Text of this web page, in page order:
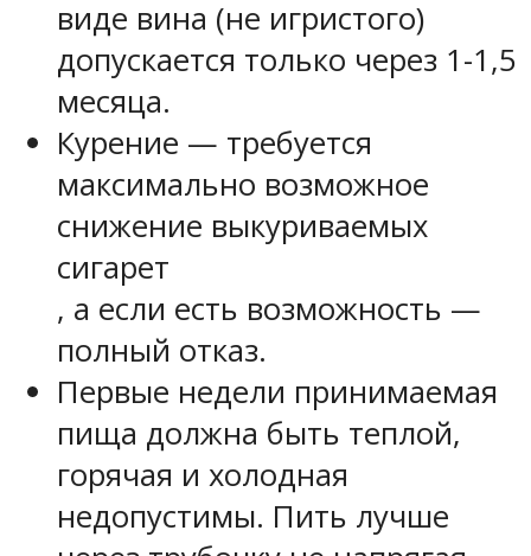
виде вина (не игристого)
допускается только через 1-1,5
месяца.
Курение — требуется
максимально возможное
снижение выкуриваемых
сигарет
, а если есть возможность —
полный отказ.
Первые недели принимаемая
пища должна быть теплой,
горячая и холодная
недопустимы. Пить лучше